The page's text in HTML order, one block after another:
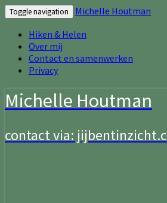
Toggle navigation
Michelle Houtman
Hiken & Helen
Over mij
Contact en samenwerken
Privacy
Michelle Houtman
contact via: